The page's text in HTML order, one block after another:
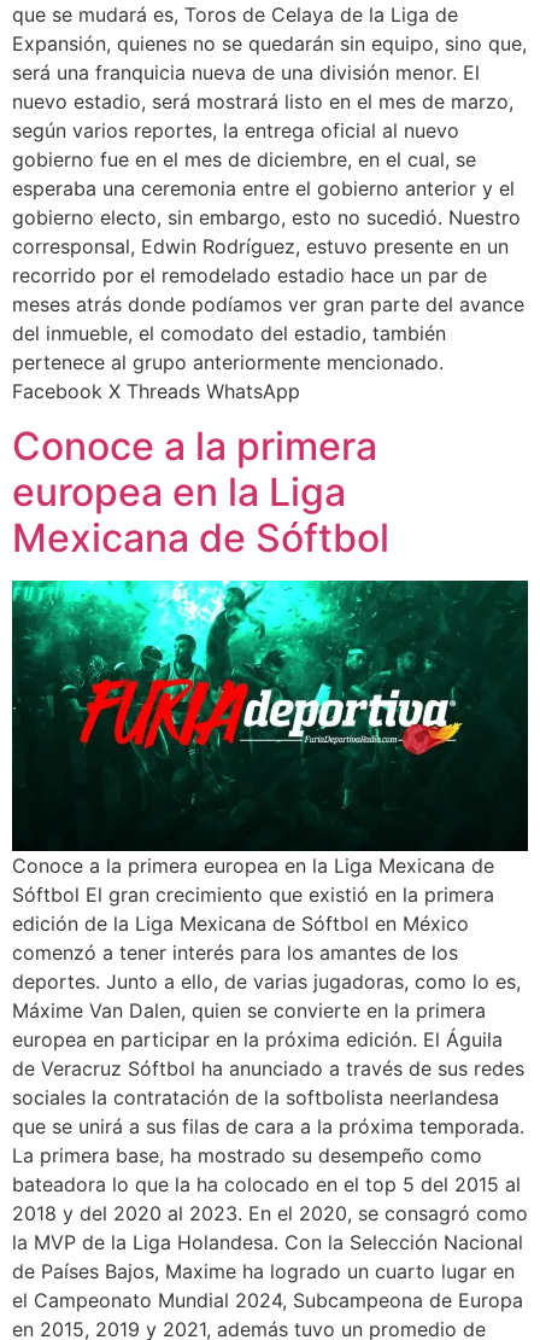
que se mudará es, Toros de Celaya de la Liga de
Expansión, quienes no se quedarán sin equipo, sino que,
será una franquicia nueva de una división menor. El
nuevo estadio, será mostrará listo en el mes de marzo,
según varios reportes, la entrega oficial al nuevo
gobierno fue en el mes de diciembre, en el cual, se
esperaba una ceremonia entre el gobierno anterior y el
gobierno electo, sin embargo, esto no sucedió. Nuestro
corresponsal, Edwin Rodríguez, estuvo presente en un
recorrido por el remodelado estadio hace un par de
meses atrás donde podíamos ver gran parte del avance
del inmueble, el comodato del estadio, también
pertenece al grupo anteriormente mencionado.
Facebook X Threads WhatsApp
Conoce a la primera
europea en la Liga
Mexicana de Sóftbol
Conoce a la primera europea en la Liga Mexicana de
Sóftbol El gran crecimiento que existió en la primera
edición de la Liga Mexicana de Sóftbol en México
comenzó a tener interés para los amantes de los
deportes. Junto a ello, de varias jugadoras, como lo es,
Máxime Van Dalen, quien se convierte en la primera
europea en participar en la próxima edición. El Águila
de Veracruz Sóftbol ha anunciado a través de sus redes
sociales la contratación de la softbolista neerlandesa
que se unirá a sus filas de cara a la próxima temporada.
La primera base, ha mostrado su desempeño como
bateadora lo que la ha colocado en el top 5 del 2015 al
2018 y del 2020 al 2023. En el 2020, se consagró como
la MVP de la Liga Holandesa. Con la Selección Nacional
de Países Bajos, Maxime ha logrado un cuarto lugar en
el Campeonato Mundial 2024, Subcampeona de Europa
en 2015, 2019 y 2021, además tuvo un promedio de